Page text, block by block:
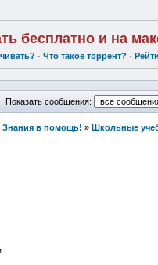
бесплатно и на
·Что такое торрент? ·
Показать сообщения:
Знания в помощь! » Школьные